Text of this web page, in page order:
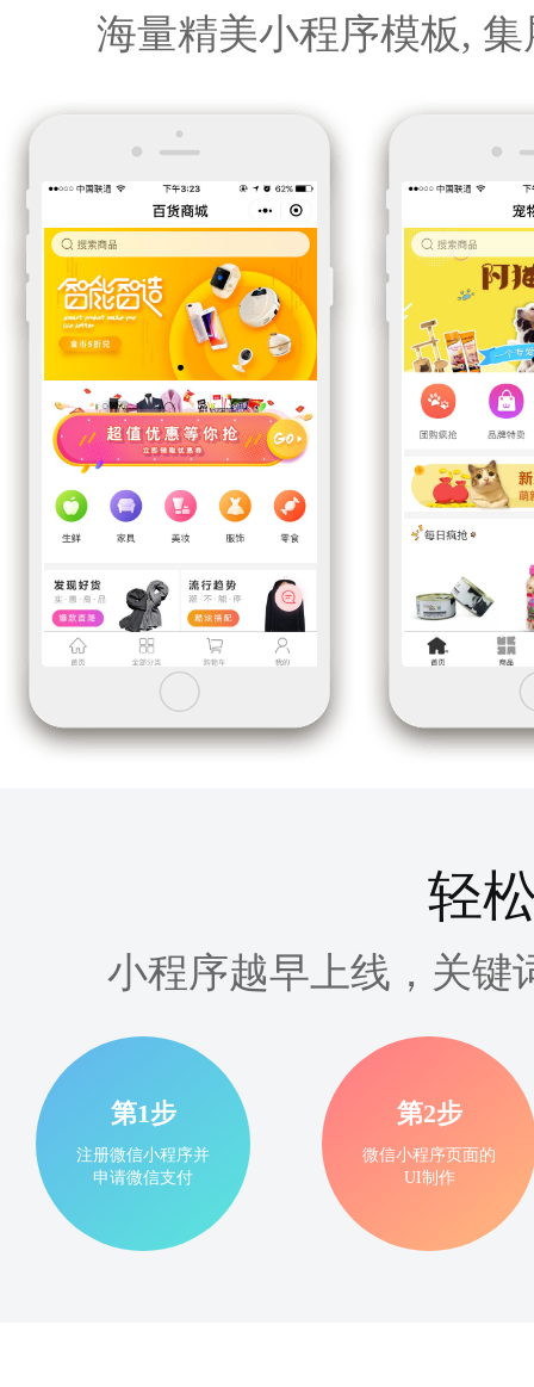
海量精美小程序模板,
轻
小程序越早上线，关键
第1步
注册微信小程序并
申请微信支付
第2步
微信小程序页面的
UI制作